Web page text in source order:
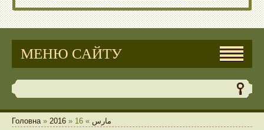
МЕНЮ САЙТУ
Головна» 2016 » مارس »
16